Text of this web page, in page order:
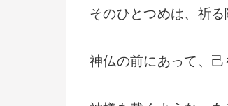
そのひとつめは、祈
神仏の前にあって、